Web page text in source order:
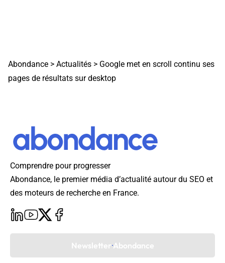
Abondance > Actualités > Google met en scroll continu ses
pages de résultats sur desktop
Comprendre pour progresser
Abondance, le premier média d’actualité autour du SEO et
des moteurs de recherche en France.
Newsletter Abondance